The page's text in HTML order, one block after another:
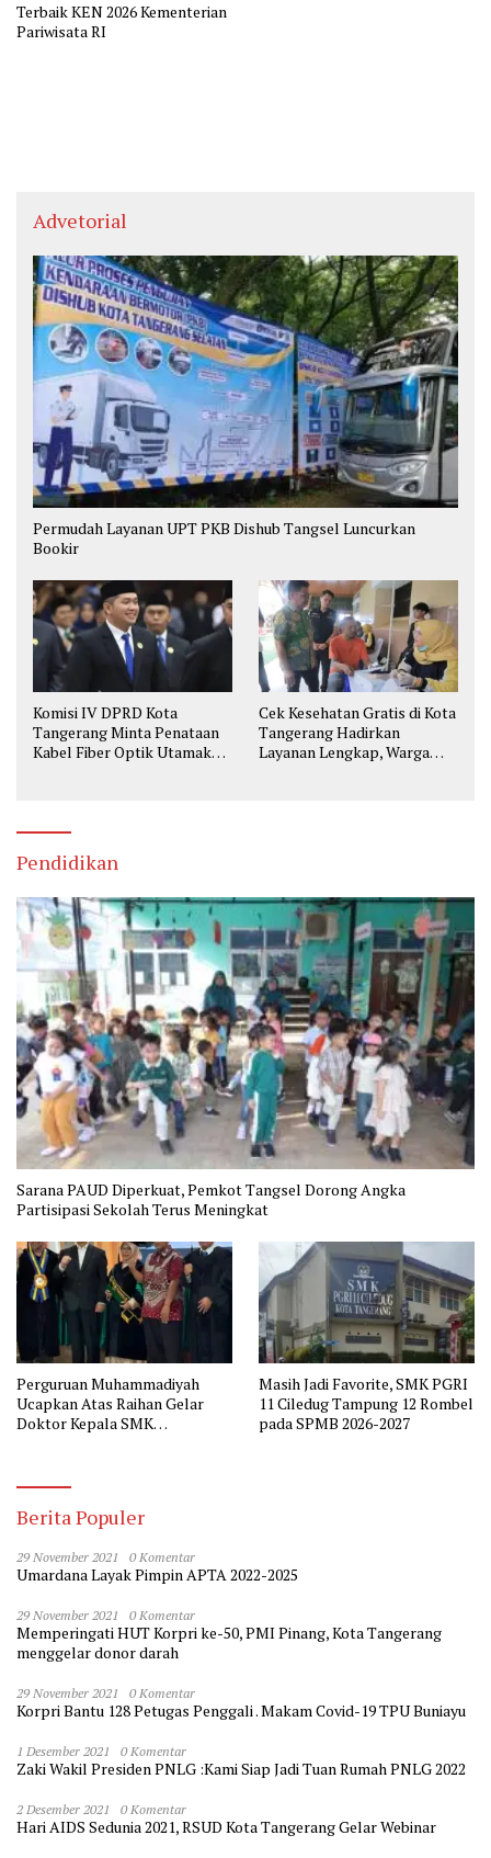
Terbaik KEN 2026 Kementerian
Pariwisata RI
Advetorial
Permudah Layanan UPT PKB Dishub Tangsel Luncurkan
Bookir
Komisi IV DPRD Kota
Tangerang Minta Penataan
Kabel Fiber Optik Utamakan
Cek Kesehatan Gratis di Kota
Tangerang Hadirkan
Layanan Lengkap, Warga
Pendidikan
Sarana PAUD Diperkuat, Pemkot Tangsel Dorong Angka
Partisipasi Sekolah Terus Meningkat
Perguruan Muhammadiyah
Ucapkan Atas Raihan Gelar
Doktor Kepala SMK
Masih Jadi Favorite, SMK PGRI
11 Ciledug Tampung 12 Rombel
pada SPMB 2026-2027
Berita Populer
29 November 2021 0 Komentar
Umardana Layak Pimpin APTA 2022-2025
29 November 2021 0 Komentar
Memperingati HUT Korpri ke-50, PMI Pinang, Kota Tangerang
menggelar donor darah
29 November 2021 0 Komentar
Korpri Bantu 128 Petugas Penggali . Makam Covid-19 TPU Buniayu
1 Desember 2021 0 Komentar
Zaki Wakil Presiden PNLG :Kami Siap Jadi Tuan Rumah PNLG 2022
2 Desember 2021 0 Komentar
Hari AIDS Sedunia 2021, RSUD Kota Tangerang Gelar Webinar